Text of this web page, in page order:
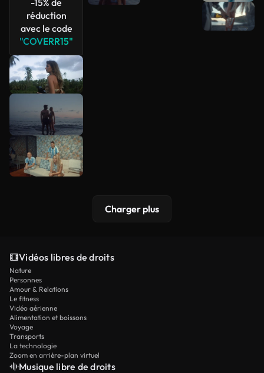
réduction
avec le code
"COVERR15"
Charger plus
Vidéos libres de droits
Nature
Personnes
Amour & Relations
Le fitness
Vidéo aérienne
Alimentation et boissons
Voyage
Transports
La technologie
Zoom en arrière-plan virtuel
Musique libre de droits